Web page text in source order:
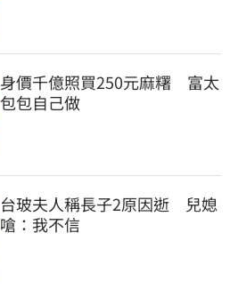
身價千億照買250元麻糬　富太
包包自己做
台玻夫人稱長子2原因逝　兒媳
嗆：我不信